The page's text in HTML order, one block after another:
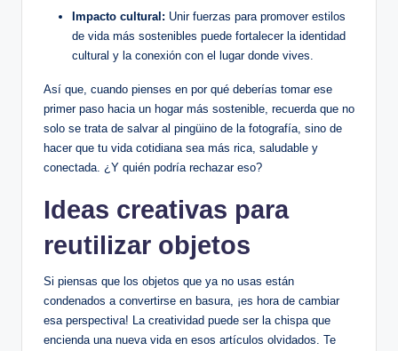
Impacto cultural: Unir fuerzas para promover estilos
de vida más sostenibles puede fortalecer la identidad
cultural y la conexión con el lugar donde vives.
Así que, cuando pienses en por qué deberías tomar ese
primer paso hacia un hogar más sostenible, recuerda que no
solo se trata de salvar al pingüino de la fotografía, sino de
hacer que tu vida cotidiana sea más rica, saludable y
conectada. ¿Y quién podría rechazar eso?
Ideas creativas para
reutilizar objetos
Si piensas que los objetos que ya no usas están
condenados a convertirse en basura, ¡es hora de cambiar
esa perspectiva! La creatividad puede ser la chispa que
encienda una nueva vida en esos artículos olvidados. Te